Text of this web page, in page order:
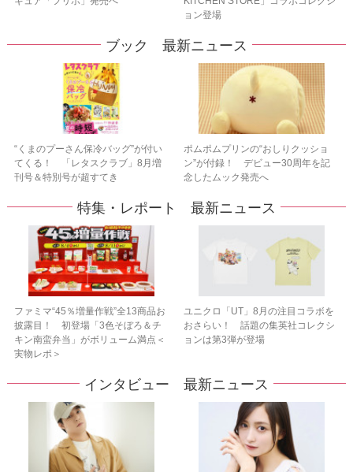
ョン登場
ブック 最新ニュース
“くまのプーさん保冷バッグ”が付い
てくる！ 「レタスクラブ」8月増
刊号＆特別号が超すてき
ポムポムプリンの“おしりクッショ
ン”が付録！ デビュー30周年を記
念したムック発売へ
特集・レポート 最新ニュース
ファミマ“45％増量作戦”全13商品お
披露目！ 初登場「3色そぼろ＆チ
キン南蛮弁当」がボリューム満点＜
実物レポ＞
ユニクロ「UT」8月の注目コラボを
おさらい！ 話題の集英社コレクシ
ョンは第3弾が登場
インタビュー 最新ニュース